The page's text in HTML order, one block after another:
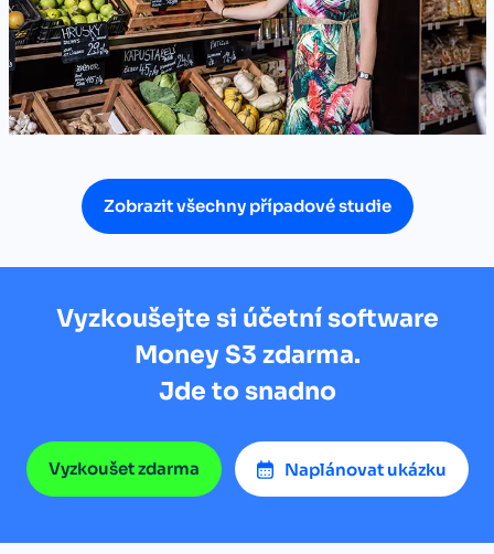
Zobrazit všechny případové studie
Vyzkoušejte si účetní software
Money S3 zdarma.
Jde to snadno
Vyzkoušet zdarma Naplánovat ukázku